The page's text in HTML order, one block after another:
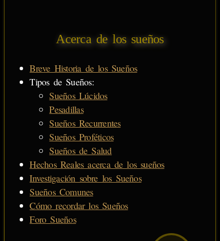
Acerca de los sueños
Breve Historia de los Sueños
Tipos de Sueños:
Sueños Lúcidos
Pesadillas
Sueños Recurrentes
Sueños Proféticos
Sueños de Salud
Hechos Reales acerca de los sueños
Investigación sobre los Sueños
Sueños Comunes
Cómo recordar los Sueños
Foro Sueños